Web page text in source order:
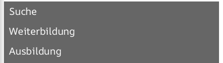
Suche
Weiterbildung
Ausbildung